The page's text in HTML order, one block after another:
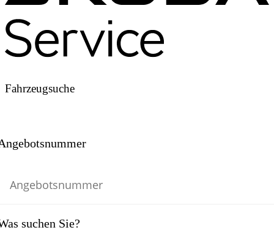
Fahrzeugsuche
suchen Sie?